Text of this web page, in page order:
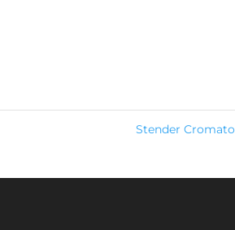
Stender